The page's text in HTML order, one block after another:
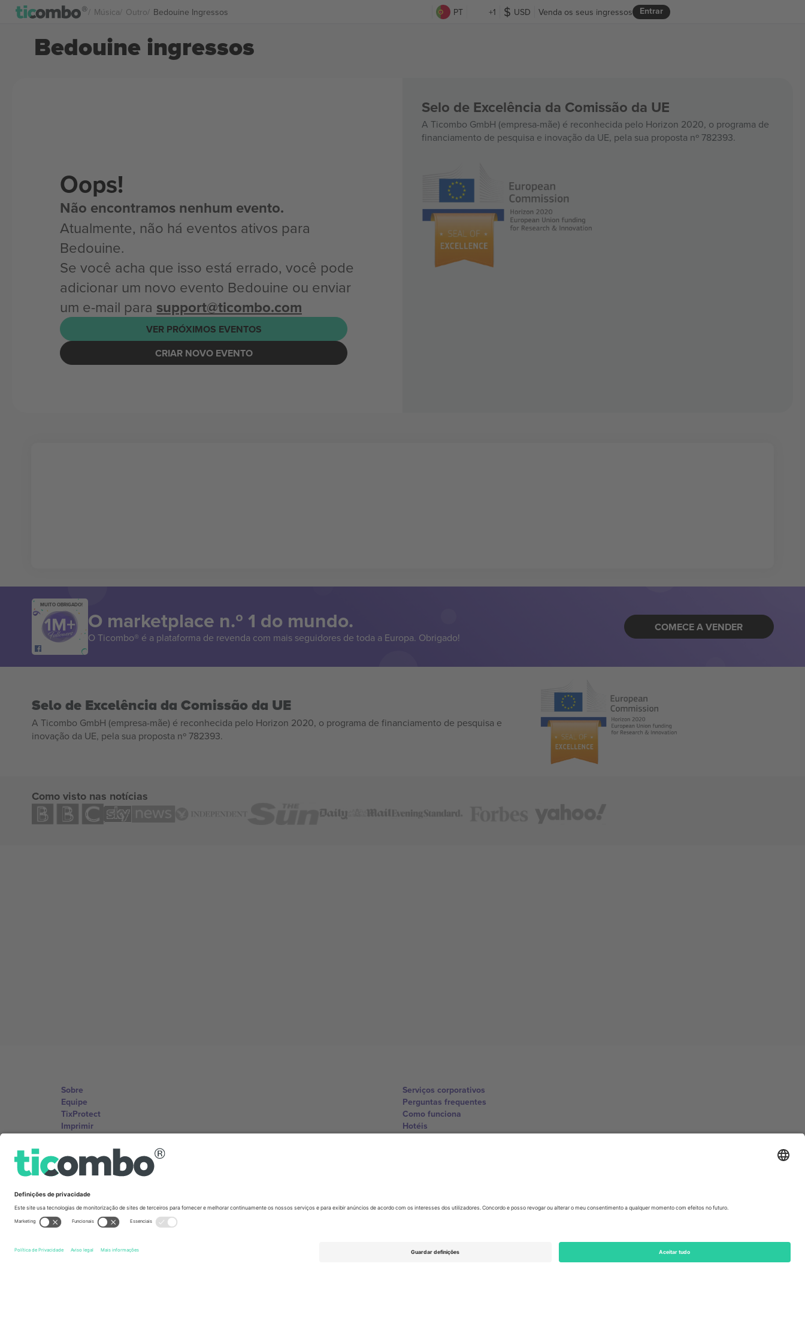
Música Outro Bedouine Ingressos PT +1 USD Entrar
Venda os seus ingressos
Bedouine ingressos
Oops!
Não encontramos nenhum evento.
Atualmente, não há eventos ativos para
Bedouine.
Se você acha que isso está errado, você pode
adicionar um novo evento Bedouine ou enviar
um e-mail para support@ticombo.com
VER PRÓXIMOS EVENTOS
CRIAR NOVO EVENTO
Selo de Excelência da Comissão da UE
A Ticombo GmbH (empresa-mãe) é reconhecida pelo Horizon 2020, o programa de
financiamento de pesquisa e inovação da UE, pela sua proposta nº 782393.
MUITO OBRIGADO!
O marketplace n.º 1 do mundo.
O Ticombo® é a plataforma de revenda com mais seguidores de toda a Europa. Obrigado!
COMECE A VENDER
Selo de Excelência da Comissão da UE
A Ticombo GmbH (empresa-mãe) é reconhecida pelo Horizon 2020, o programa de financiamento de pesquisa e
inovação da UE, pela sua proposta nº 782393.
Como visto nas notícias
Sobre
Equipe
TixProtect
Imprimir
Termos e Condições
Programa de afiliados
Serviços corporativos
Perguntas frequentes
Como funciona
Hotéis
Central da Copa do Mundo